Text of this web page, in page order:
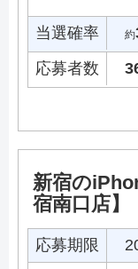
当選確率 約
応募者数
新宿の
宿南口店】
応募期限